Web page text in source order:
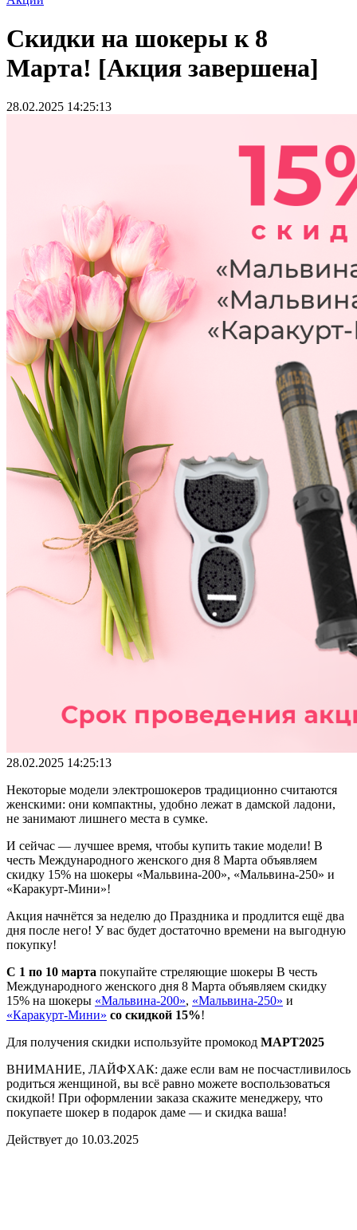
Скидки на шокеры к 8
Марта! [Акция завершена]
28.02.2025 14:25:13
28.02.2025 14:25:13
Некоторые модели электрошокеров традиционно считаются
женскими: они компактны, удобно лежат в дамской ладони,
не занимают лишнего места в сумке.
И сейчас — лучшее время, чтобы купить такие модели! В
честь Международного женского дня 8 Марта объявляем
скидку 15% на шокеры «Мальвина-200», «Мальвина-250» и
«Каракурт-Мини»!
Акция начнётся за неделю до Праздника и продлится ещё два
дня после него! У вас будет достаточно времени на выгодную
покупку!
С 1 по 10 марта покупайте стреляющие шокеры В честь
Международного женского дня 8 Марта объявляем скидку
15% на шокеры «Мальвина-200», «Мальвина-250» и
«Каракурт-Мини» со скидкой 15%!
Для получения скидки используйте промокод МАРТ2025
ВНИМАНИЕ, ЛАЙФХАК: даже если вам не посчастливилось
родиться женщиной, вы всё равно можете воспользоваться
скидкой! При оформлении заказа скажите менеджеру, что
покупаете шокер в подарок даме — и скидка ваша!
Действует до 10.03.2025